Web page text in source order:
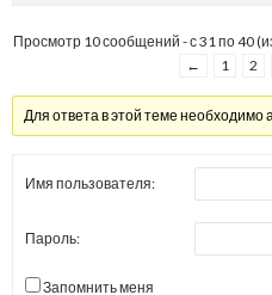
Просмотр 10 сообщений - с 31 по 40
←
1 2
Для ответа в этой теме необходимо
Имя пользователя:
Пароль:
Запомнить меня